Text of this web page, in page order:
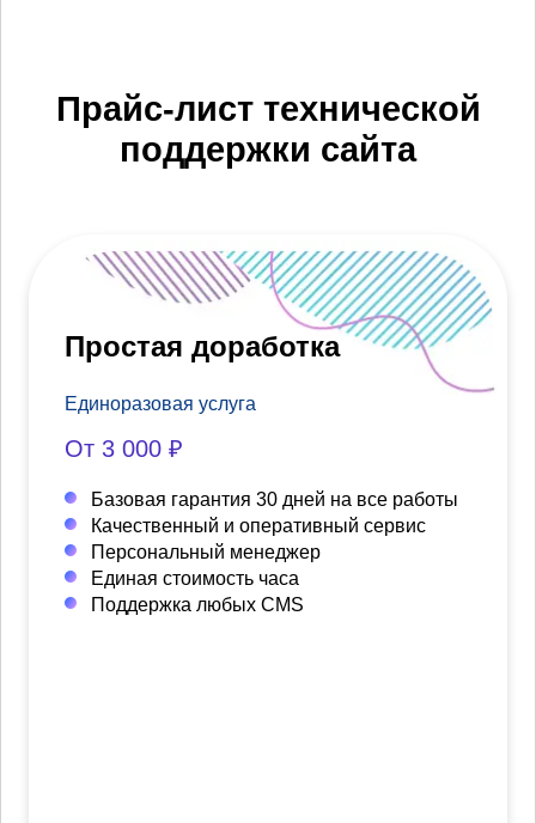
Прайс-лист технической
поддержки сайта
Простая доработка
Единоразовая услуга
От 3 000 ₽
Базовая гарантия 30 дней на все работы
Качественный и оперативный сервис
Персональный менеджер
Единая стоимость часа
Поддержка любых CMS